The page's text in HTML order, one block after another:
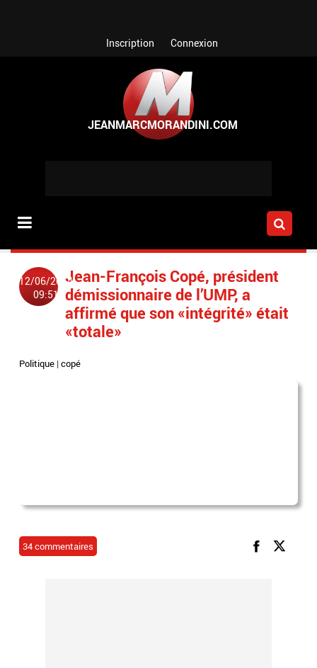
Inscription Connexion
12/06/2014
09:51
Jean-François Copé, président
démissionnaire de l’UMP, a
affirmé que son «intégrité» était
«totale»
Politique |copé
34 commentaires